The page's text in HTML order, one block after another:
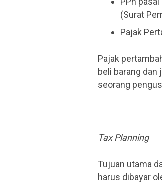
(Surat
Pajak
Pajak
beli barang dan
seorang
Tax Planning
Tujuan utama
harus dibayar